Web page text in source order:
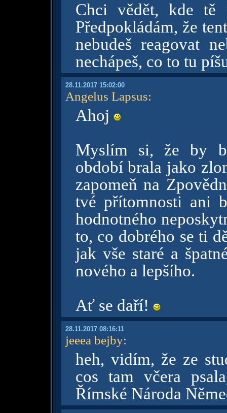
Chci vědět, kde
Předpokládám, že
nebudeš reagovat
nechápeš, co to tu
28.11.2017 15:02:00
Angelus Lapsus:
Ahoj
Myslím si, že by
období brala jako
zapomeň na
tvé přítomnosti ani
hodnotného
to, co dobrého se ti
jak vše staré a
nového a lepšího.
Ať se daří!
28.11.2017 08:16:11
jeeea bejby:
heh, vidím, že ze
cos tam včera
Římské Národa